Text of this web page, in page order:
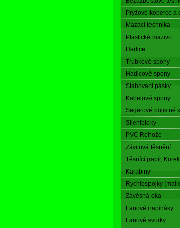
Pryžové koberce a
Mazací technika
Plastické mazivo
Hadice
Trubkové spony
Hadicové spony
Stahovací pásky
Kabelové spony
Segerové pojistné
Silentbloky
PVC Rohože
Závitová těsnění
Těsnící papír, Korek
Karabiny
Rychlospojky
Závěsná oka
Lanové napínáky
Lanové svorky